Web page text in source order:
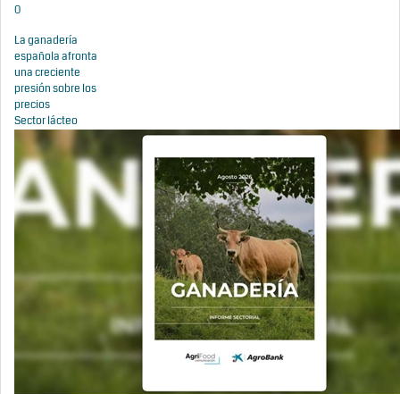
0
La ganadería
española afronta
una creciente
presión sobre los
precios
Sector lácteo